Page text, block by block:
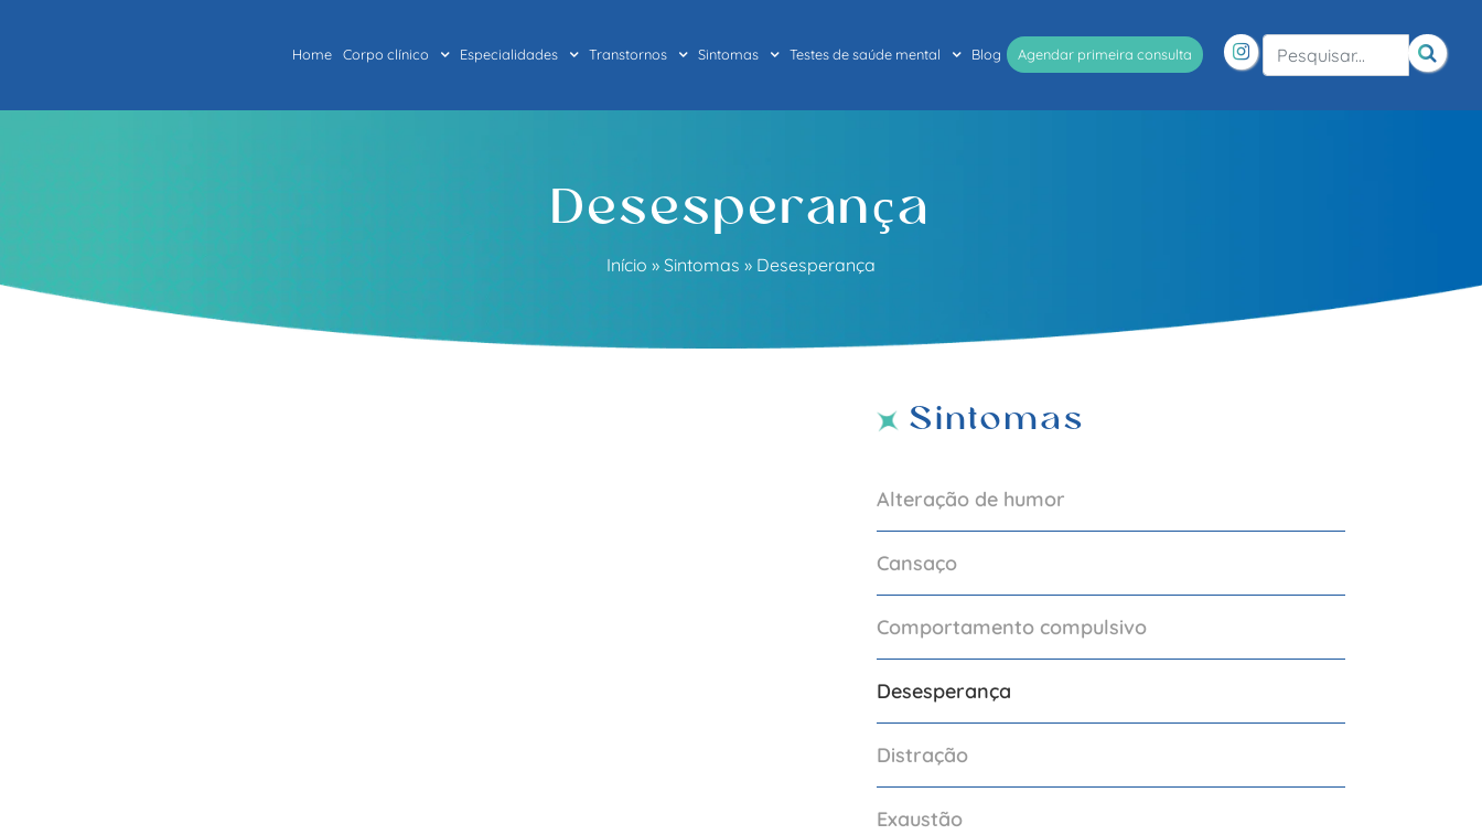
Home Corpo clínico Especialidades Transtornos Sintomas Testes de saúde mental Blog Agendar primeira consulta
Desesperança
Início » Sintomas » Desesperança
Sintomas
Alteração de humor
Cansaço
Comportamento compulsivo
Desesperança
Distração
Exaustão